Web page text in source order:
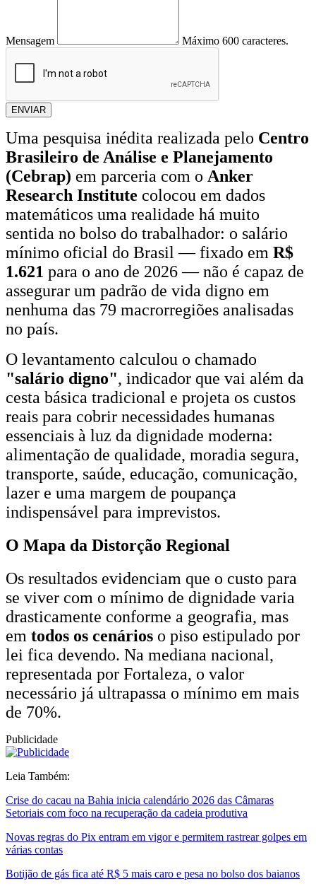
Mensagem Máximo 600 caracteres.
ENVIAR
Uma pesquisa inédita realizada pelo Centro
Brasileiro de Análise e Planejamento
(Cebrap) em parceria com o Anker
Research Institute colocou em dados
matemáticos uma realidade há muito
sentida no bolso do trabalhador: o salário
mínimo oficial do Brasil — fixado em R$
1.621 para o ano de 2026 — não é capaz de
assegurar um padrão de vida digno em
nenhuma das 79 macrorregiões analisadas
no país.
O levantamento calculou o chamado
"salário digno", indicador que vai além da
cesta básica tradicional e projeta os custos
reais para cobrir necessidades humanas
essenciais à luz da dignidade moderna:
alimentação de qualidade, moradia segura,
transporte, saúde, educação, comunicação,
lazer e uma margem de poupança
indispensável para imprevistos.
O Mapa da Distorção Regional
Os resultados evidenciam que o custo para
se viver com o mínimo de dignidade varia
drasticamente conforme a geografia, mas
em todos os cenários o piso estipulado por
lei fica devendo. Na mediana nacional,
representada por Fortaleza, o valor
necessário já ultrapassa o mínimo em mais
de 70%.
Publicidade
Leia Também:
Crise do cacau na Bahia inicia calendário 2026 das Câmaras
Setoriais com foco na recuperação da cadeia produtiva
Novas regras do Pix entram em vigor e permitem rastrear golpes em
várias contas
Botijão de gás fica até R$ 5 mais caro e pesa no bolso dos baianos